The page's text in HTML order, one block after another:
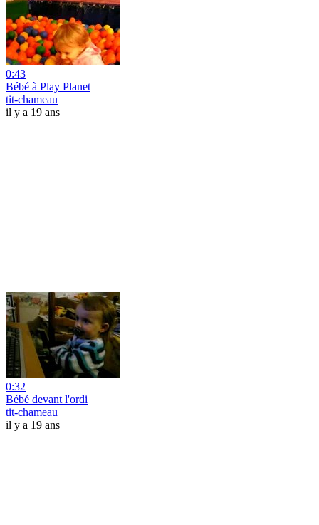
0:43
Bébé à Play Planet
tit-chameau
il y a 19 ans
0:32
Bébé devant l'ordi
tit-chameau
il y a 19 ans